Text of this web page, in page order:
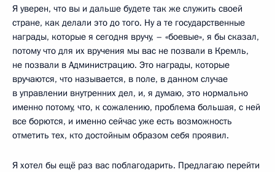
Я уверен, что вы и дальше будете так же служить своей
стране, как делали это до того. Ну а те государственные
награды, которые я сегодня вручу, – «боевые», я бы сказал,
потому что для их вручения мы вас не позвали в Кремль,
не позвали в Администрацию. Это награды, которые
вручаются, что называется, в поле, в данном случае
в управлении внутренних дел, и, я думаю, это нормально
именно потому, что, к сожалению, проблема большая, с ней
все борются, и именно сейчас уже есть возможность
отметить тех, кто достойным образом себя проявил.
Я хотел бы ещё раз вас поблагодарить. Предлагаю перейти